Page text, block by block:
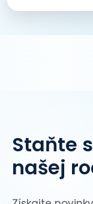
Staňte
našej